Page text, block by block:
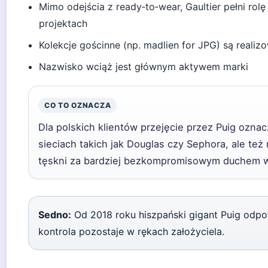
Mimo odejścia z ready‑to‑wear, Gaultier pełni
projektach
Kolekcje gościnne (np. madlien for JPG) są
Nazwisko wciąż jest głównym aktywem marki
CO TO OZNACZA
Dla polskich klientów przejęcie przez Puig
sieciach takich jak Douglas czy Sephora, ale
tęskni za bardziej bezkompromisowym duchem
Sedno: Od 2018 roku hiszpański gigant Puig
kontrola pozostaje w rękach założyciela.